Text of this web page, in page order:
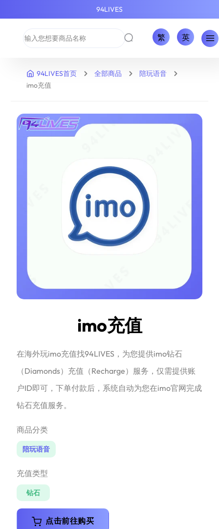
94LIVES
繁 英
94LIVES首页 全部商品
陪玩语音
imo充值
imo充值
在海外玩imo充值找94LIVES，为您提供imo钻石
（Diamonds）充值（Recharge）服务，仅需提供账
户ID即可，下单付款后，系统自动为您在imo官网完成
钻石充值服务。
商品分类
陪玩语音
充值类型
钻石
点击前往购买